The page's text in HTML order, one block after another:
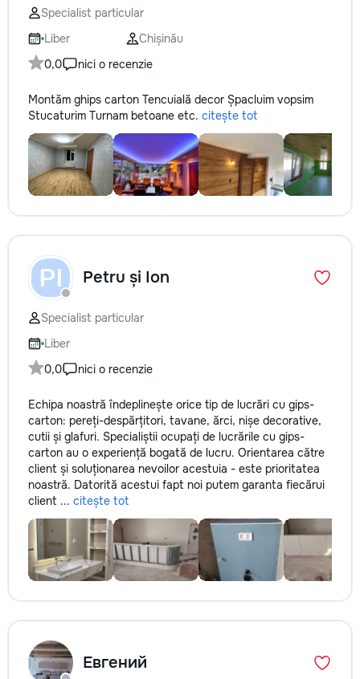
Specialist particular
Liber
Chișinău
0,0
nici o recenzie
Montăm ghips carton Tencuială decor Șpacluim vopsim
Stucaturim Turnam betoane etc. citește tot
PI Petru și Ion
Specialist particular
Liber
0,0
nici o recenzie
Echipa noastră îndeplinește orice tip de lucrări cu gips-
carton: pereți-despărțitori, tavane, ărci, nișe decorative,
cutii și glafuri. Specialiștii ocupați de lucrările cu gips-
carton au o experiență bogată de lucru. Orientarea către
client și soluționarea nevoilor acestuia - este prioritatea
noastră. Datorită acestui fapt noi putem garanta fiecărui
client ... citește tot
Евгений